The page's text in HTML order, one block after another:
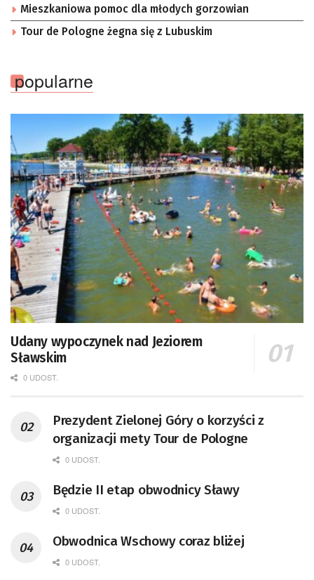
Mieszkaniowa pomoc dla młodych gorzowian
Tour de Pologne żegna się z Lubuskim
popularne
Udany wypoczynek nad Jeziorem
Sławskim
0 UDOST.
Prezydent Zielonej Góry o korzyści z
organizacji mety Tour de Pologne
0 UDOST.
Będzie II etap obwodnicy Sławy
0 UDOST.
Obwodnica Wschowy coraz bliżej
0 UDOST.